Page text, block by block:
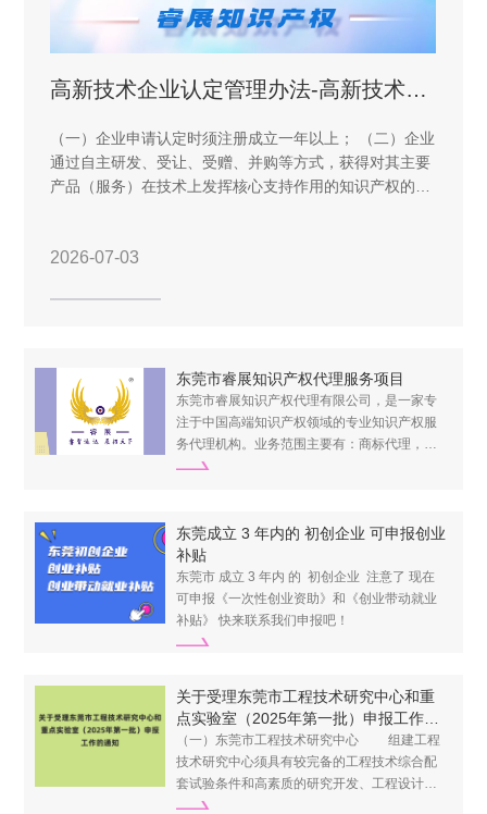
东莞市睿展知识产权代理服务项目
东莞市睿展知识产权代理有限公司，是一家专
注于中国高端知识产权领域的专业知识产权服
务代理机构。业务范围主要有：商标代理，版
权代理，高新技术企业认定，科技项目申报，
的专业资深顾问团队，为企业知识产权保护保
驾护航。
东莞成立 3 年内的 初创企业 可申报创业
补贴
东莞市 成立 3 年内 的 初创企业 注意了 现在
可申报《一次性创业资助》和《创业带动就业
补贴》 快来联系我们申报吧！
关于受理东莞市工程技术研究中心和重
点实验室（2025年第一批）申报工作的
通知
（一）东莞市工程技术研究中心 组建工程
技术研究中心须具有较完备的工程技术综合配
套试验条件和高素质的研究开发、工程设计和
试验的专业科技队伍，能提供较强的工程化技